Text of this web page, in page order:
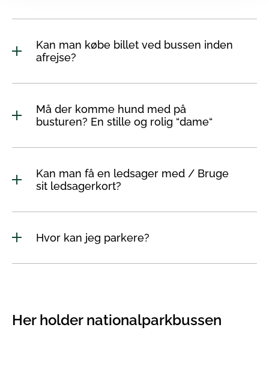
Kan man købe billet ved bussen inden
afrejse?
Må der komme hund med på
busturen? En stille og rolig “dame“
Kan man få en ledsager med / Bruge
sit ledsagerkort?
Hvor kan jeg parkere?
Her holder nationalparkbussen